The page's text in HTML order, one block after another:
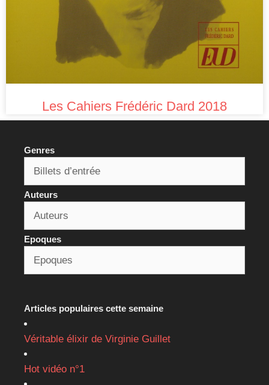
Les Cahiers Frédéric Dard 2018
Genres
Auteurs
Epoques
Articles populaires cette semaine
Véritable élixir de Virginie Guillet
Hot vidéo n°1